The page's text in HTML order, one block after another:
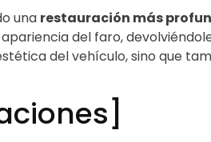
una restauración más
del faro,
del vehículo, sino que